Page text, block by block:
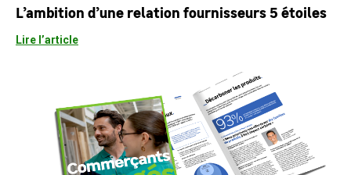
L’ambition d’une relation fournisseurs 5 étoiles
Lire l’article